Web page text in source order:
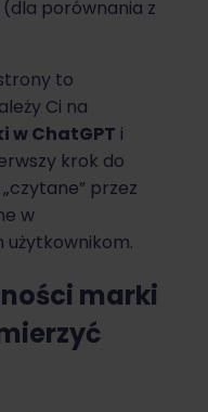
porównania z
to
Ci na
w ChatGPT i
krok do
przez
w
użytkownikom.
marki